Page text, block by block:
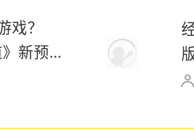
戏？
新预告